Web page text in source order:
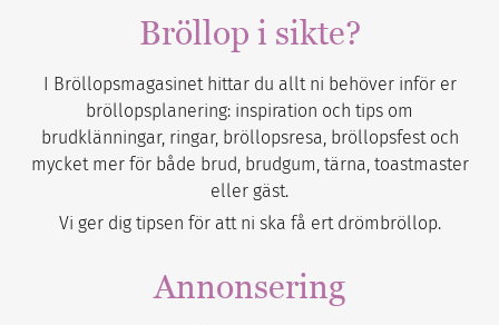
Bröllop i sikte?
I Bröllopsmagasinet hittar du allt ni behöver inför er
bröllopsplanering: inspiration och tips om
brudklänningar, ringar, bröllopsresa, bröllopsfest och
mycket mer för både brud, brudgum, tärna, toastmaster
eller gäst.
Vi ger dig tipsen för att ni ska få ert drömbröllop.
Annonsering